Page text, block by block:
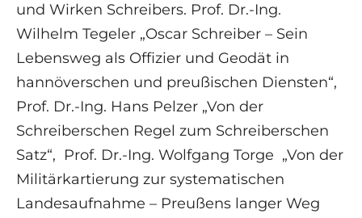
und Wirken Schreibers. Prof. Dr.-Ing.
Wilhelm Tegeler „Oscar Schreiber – Sein
Lebensweg als Offizier und Geodät in
hannöverschen und preußischen Diensten“,
Prof. Dr.-Ing. Hans Pelzer „Von der
Schreiberschen Regel zum Schreiberschen
Satz“, Prof. Dr.-Ing. Wolfgang Torge „Von der
Militärkartierung zur systematischen
Landesaufnahme – Preußens langer Weg